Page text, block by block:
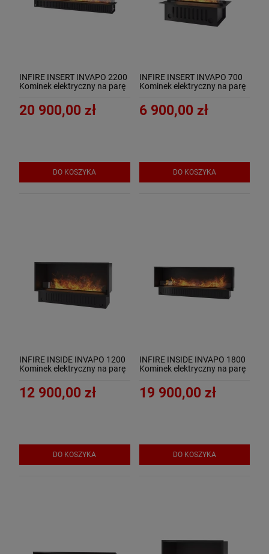
INFIRE INSERT INVAPO 2200
Kominek elektryczny na parę
20 900,00 zł
DO KOSZYKA
INFIRE INSERT INVAPO 700
Kominek elektryczny na parę
6 900,00 zł
DO KOSZYKA
INFIRE INSIDE INVAPO 1200
Kominek elektryczny na parę
12 900,00 zł
DO KOSZYKA
INFIRE INSIDE INVAPO 1800
Kominek elektryczny na parę
19 900,00 zł
DO KOSZYKA